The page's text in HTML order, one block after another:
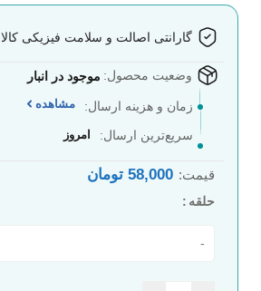
گارانتی اصالت و سلامت فیزیکی کالا
وضعیت محصول: موجود در انبار
زمان و هزینه ارسال: مشاهده
سریع‌ترین ارسال: امروز
قیمت: 58,000 تومان
حلقه